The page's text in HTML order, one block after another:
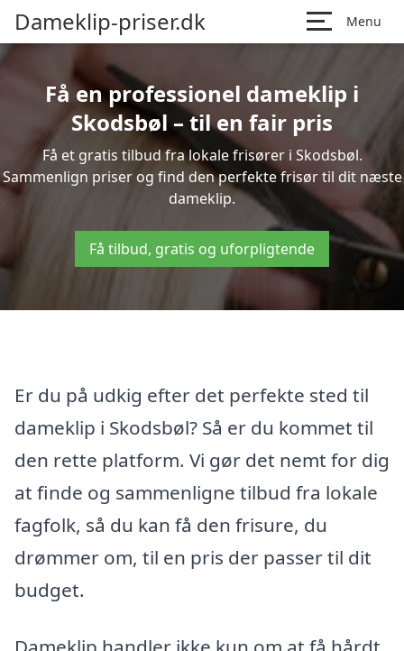
Dameklip-priser.dk Menu
Få en professionel dameklip i
Skodsbøl – til en fair pris
Få et gratis tilbud fra lokale frisører i Skodsbøl.
Sammenlign priser og find den perfekte frisør til dit næste
dameklip.
Få tilbud, gratis og uforpligtende
Er du på udkig efter det perfekte sted til
dameklip i Skodsbøl? Så er du kommet til
den rette platform. Vi gør det nemt for dig
at finde og sammenligne tilbud fra lokale
fagfolk, så du kan få den frisure, du
drømmer om, til en pris der passer til dit
budget.